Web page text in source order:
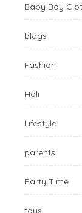
Baby Boy
blogs
Fashion
Holi
Lifestyle
parents
Party Time